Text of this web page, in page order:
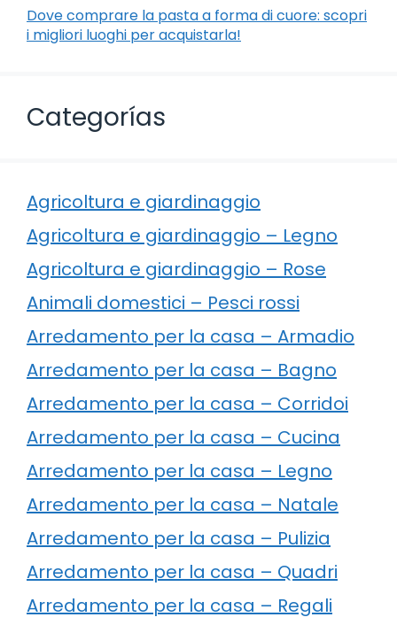
Dove comprare la pasta a forma di cuore: scopri
i migliori luoghi per acquistarla!
Categorías
Agricoltura e giardinaggio
Agricoltura e giardinaggio – Legno
Agricoltura e giardinaggio – Rose
Animali domestici – Pesci rossi
Arredamento per la casa – Armadio
Arredamento per la casa – Bagno
Arredamento per la casa – Corridoi
Arredamento per la casa – Cucina
Arredamento per la casa – Legno
Arredamento per la casa – Natale
Arredamento per la casa – Pulizia
Arredamento per la casa – Quadri
Arredamento per la casa – Regali